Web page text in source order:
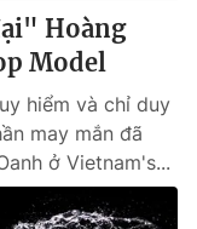
Hoàng
Model
hiểm và chỉ duy
may mắn đã
ở Vietnam's...